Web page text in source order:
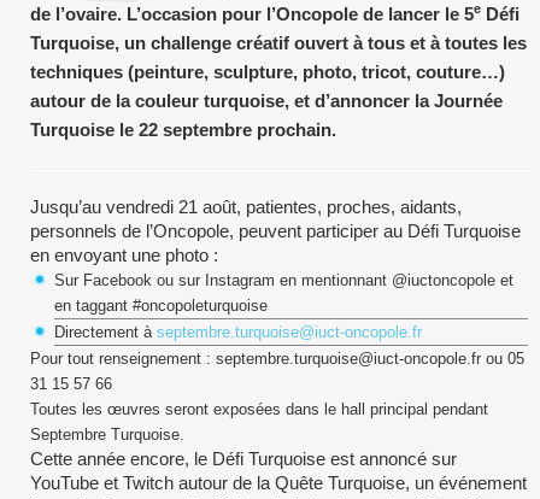
de l’ovaire. L’occasion pour l’Oncopole de lancer le 5e Défi
Turquoise, un challenge créatif ouvert à tous et à toutes les
techniques (peinture, sculpture, photo, tricot, couture…)
autour de la couleur turquoise, et d’annoncer la Journée
Turquoise le 22 septembre prochain.
Jusqu’au vendredi 21 août, patientes, proches, aidants,
personnels de l’Oncopole, peuvent participer au Défi Turquoise
en envoyant une photo :
Sur Facebook ou sur Instagram en mentionnant @iuctoncopole et
en taggant #oncopoleturquoise
Directement à septembre.turquoise@iuct-oncopole.fr
Pour tout renseignement : septembre.turquoise@iuct-oncopole.fr ou 05
31 15 57 66
Toutes les œuvres seront exposées dans le hall principal pendant
Septembre Turquoise.
Cette année encore, le Défi Turquoise est annoncé sur
YouTube et Twitch autour de la Quête Turquoise, un événement